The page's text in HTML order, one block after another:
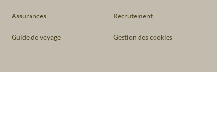
Assurances Recrutement
Guide de voyage Gestion des cookies